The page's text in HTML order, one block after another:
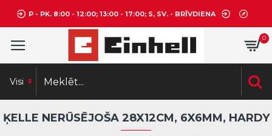
P - PK. 8:00 - 12:00; 13:00 - 17:00; S, SV. - BRĪVDIENA
0
Visi
ĶELLE NERŪSĒJOŠA 28X12CM, 6X6MM, HARDY